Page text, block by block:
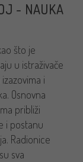
- NAUKA
što je
u istraživače
i
Osnovna
približi
i postanu
Radionice
sva